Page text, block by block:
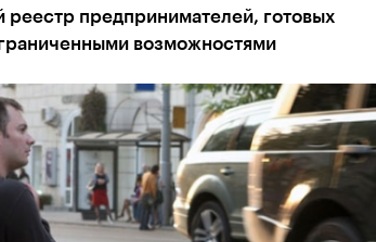
реестр предпринимателей, готовых
возможностями